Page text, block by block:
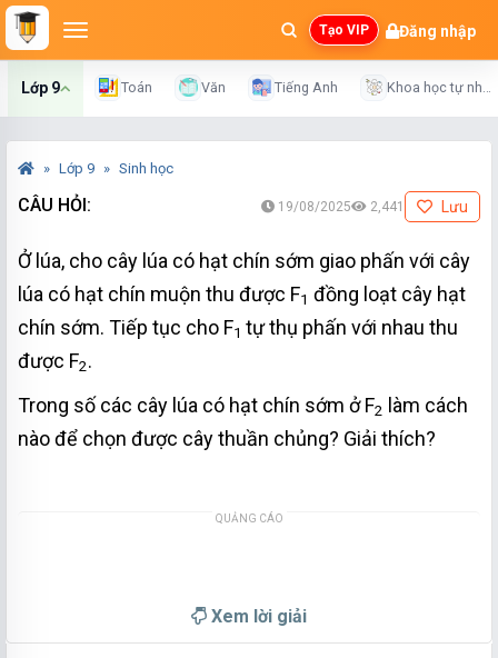
Tạo VIP Đăng nhập
Lớp 9 Toán Văn Tiếng Anh
Lớp 9 Sinh học
CÂU HỎI: 19/08/2025 2,441 Lưu
Ở lúa, cho cây lúa có hạt chín sớm giao phấn với cây
lúa có hạt chín muộn thu được F1 đồng loạt cây hạt
chín sớm. Tiếp tục cho F1 tự thụ phấn với nhau thu
được F2.
Trong số các cây lúa có hạt chín sớm ở F2
làm cách
nào để chọn được cây thuần chủng? Giải thích?
QUẢNG CÁO
Xem lời giải